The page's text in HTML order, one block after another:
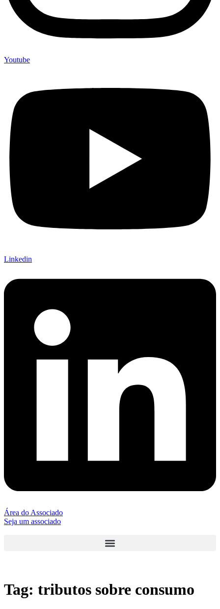
Youtube
Linkedin
Área do Associado
Seja um associado
Tag: tributos sobre consumo